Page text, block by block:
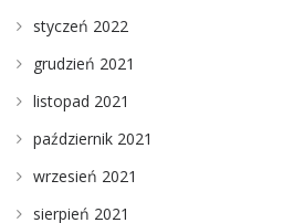
styczeń 2022
grudzień 2021
listopad 2021
październik 2021
wrzesień 2021
sierpień 2021